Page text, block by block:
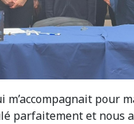
m’accompagnait pour
parfaitement et